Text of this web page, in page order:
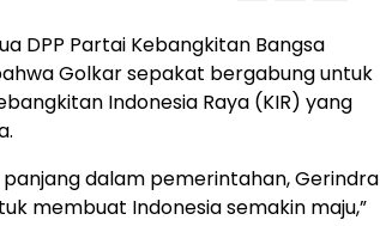
DPP Partai Kebangkitan Bangsa
Golkar sepakat bergabung untuk
Indonesia Raya (KIR) yang
dalam pemerintahan, Gerindra
membuat Indonesia semakin maju,”